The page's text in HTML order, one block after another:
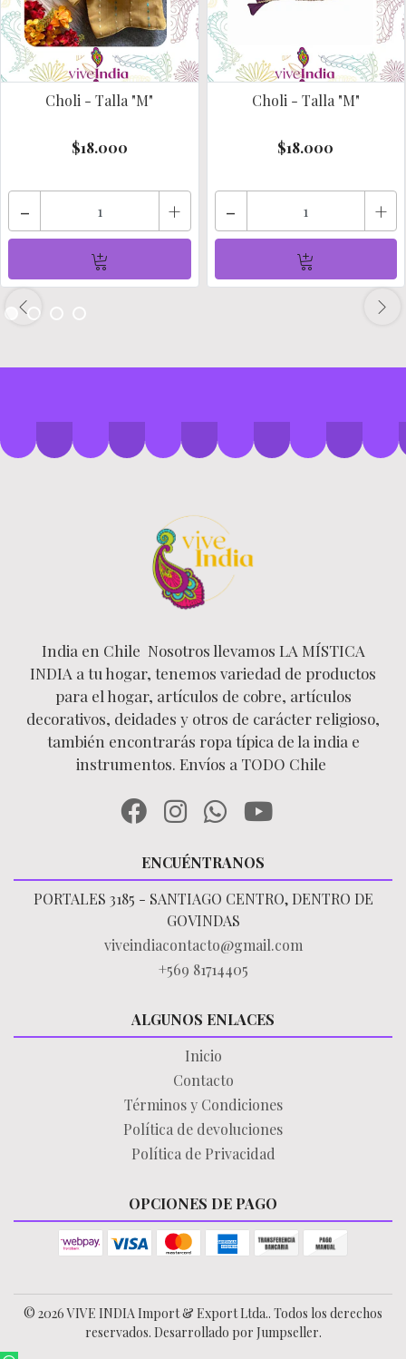
Choli - Talla "M"
$18.000
- +
Choli - Talla "M"
$18.000
- +
India en Chile Nosotros llevamos LA MÍSTICA
INDIA a tu hogar, tenemos variedad de productos
para el hogar, artículos de cobre, artículos
decorativos, deidades y otros de carácter religioso,
también encontrarás ropa típica de la india e
instrumentos. Envíos a TODO Chile
ENCUÉNTRANOS
PORTALES 3185 - SANTIAGO CENTRO, DENTRO DE
GOVINDAS
viveindiacontacto@gmail.com
+569 81714405
ALGUNOS ENLACES
Inicio
Contacto
Términos y Condiciones
Política de devoluciones
Política de Privacidad
OPCIONES DE PAGO
© 2026 VIVE INDIA Import & Export Ltda.. Todos los derechos
reservados. Desarrollado por Jumpseller.